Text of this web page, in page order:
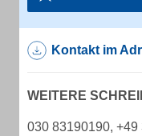
Kontakt im
WEITERE
030 83190190,